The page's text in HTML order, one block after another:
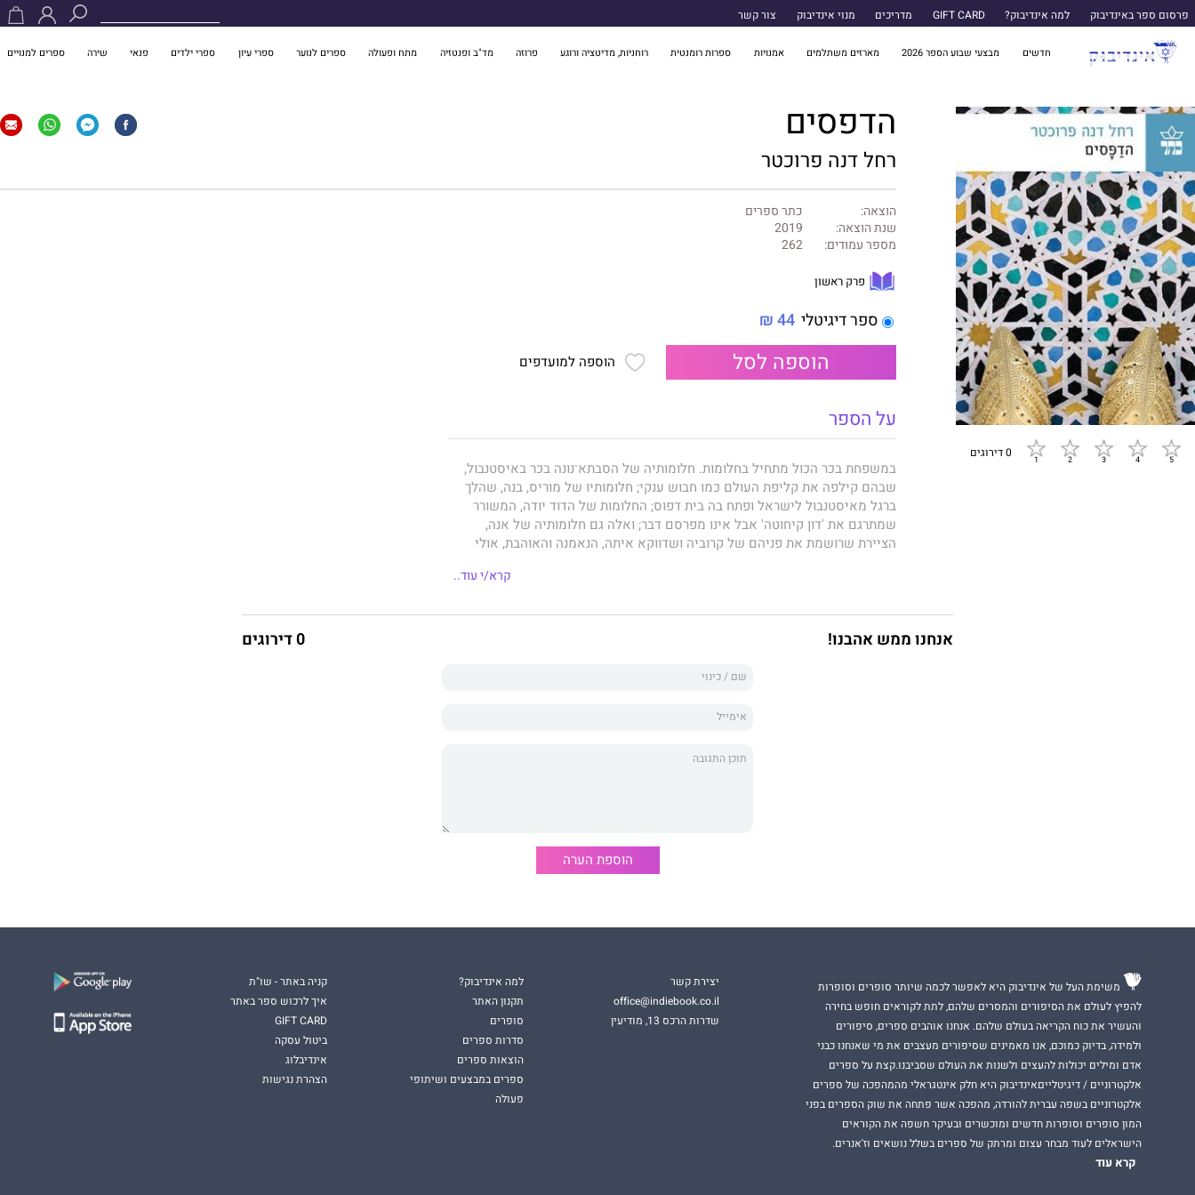
פרסום ספר באינדיבוק למה אינדיבוק? GIFT CARD מדריכים מנוי אינדיבוק צור קשר
חדשים מבצעי שבוע הספר 2026 מארזים משתלמים אמנויות ספרות רומנטית רוחניות, מדיטציה ורוגע פרוזה מד"ב ופנטזיה מתח ופעולה ספרים לנוער ספרי עיון ספרי ילדים פנאי שירה ספרים למנויים
0 דירוגים
הדפסים
רחל דנה פרוכטר
הוצאה:
כתר ספרים
שנת הוצאה:
2019
מספר עמודים:
262
פרק ראשון
ספר דיגיטלי 44 ₪
הוספה לסל הוספה למועדפים
על הספר
במשפחת בכר הכול מתחיל בחלומות. חלומותיה של הסבתא־נונה בכר באיסטנבול,
שבהם קילפה את קליפת העולם כמו חבוש ענקי; חלומותיו של מוריס, בנה, שהלך
ברגל מאיסטנבול לישראל ופתח בה בית דפוס; החלומות של הדוד יודה, המשורר
שמתרגם את 'דון קיחוטה' אבל אינו מפרסם דבר; ואלה גם חלומותיה של אנה,
הציירת שרושמת את פניהם של קרוביה ושדווקא איתה, הנאמנה והאוהבת, אולי
הדַפָּסיםחולף בין זמנים ומקומות ומשתרע בין איסטנבול ותל אביב, פריז וירושלים.
בחלומות. קנאים לשפה העברית - אבל מתגעגעים ללדינו שכאילו נשכחה. רומן על
קרא/י עוד..
אנחנו ממש אהבנו! 0 דירוגים
הוספת הערה
משימת העל של אינדיבוק היא לאפשר לכמה שיותר סופרים וסופרות
להפיץ לעולם את הסיפורים והמסרים שלהם, לתת לקוראים חופש בחירה
והעשיר את כוח הקריאה בעולם שלהם. אנחנו אוהבים ספרים, סיפורים
ולמידה, בדיוק כמוכם, אנו מאמינים שסיפורים מעצבים את מי שאנחנו כבני
אדם ומילים יכולות להעצים ולשנות את העולם שסביבנו.קצת על ספרים
אלקטרוניים / דיגיטלייםאינדיבוק היא חלק אינטגראלי מהמהפכה של ספרים
אלקטרוניים בשפה עברית להורדה, מהפכה אשר פתחה את שוק הספרים בפני
המון סופרים וסופרות חדשים ומוכשרים ובעיקר חשפה את הקוראים
הישראלים לעוד מבחר עצום ומרתק של ספרים בשלל נושאים וז'אנרים.
קרא עוד
יצירת קשר
office@indiebook.co.il
שדרות הרכס 13, מודיעין
למה אינדיבוק?
תקנון האתר
סופרים
סדרות ספרים
הוצאות ספרים
ספרים במבצעים ושיתופי
פעולה
קניה באתר - שו"ת
איך לרכוש ספר באתר
GIFT CARD
ביטול עסקה
אינדיבלוג
הצהרת נגישות